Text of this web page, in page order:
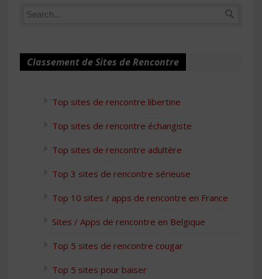
Classement de Sites de Rencontre
Top sites de rencontre libertine
Top sites de rencontre échangiste
Top sites de rencontre adultère
Top 3 sites de rencontre sérieuse
Top 10 sites / apps de rencontre en France
Sites / Apps de rencontre en Belgique
Top 5 sites de rencontre cougar
Top 5 sites pour baiser